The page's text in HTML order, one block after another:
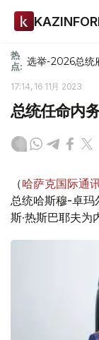
热
点: 选举-2026总统
17:14, 16 11月 2023
总统任命内
（哈萨克国际通
总统哈斯穆-卓玛
斯·热斯巴耶夫为